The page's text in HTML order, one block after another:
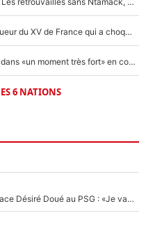
«Il est complètement fou ce mec» : Le joueur du XV de France qui a choqué Matthieu Jalibert !
XV de France : Antoine Dupont impliqué dans «un moment très fort» en coulisses
6 NATIONS
Le transfert de Maghnes Akliouche menace Désiré Doué au PSG : «Je valide à 200%»